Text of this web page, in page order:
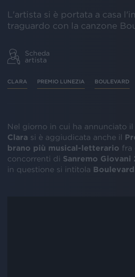
L'artista si è portata a casa
traguardo con la canzone
Scheda
artista
CLARA PREMIO LUNEZIA BOULEVARD
Nel giorno in cui ha annunciato il
Clara si è aggiudicata anche il
brano più musical-letterario fra
concorrenti di Sanremo Giovani
in questione si intitola Boulevard